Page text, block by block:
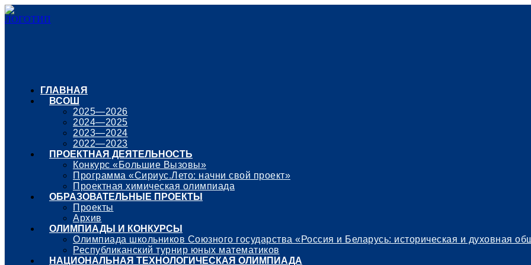
ГЛАВНАЯ
ВСОШ
2025—2026
2024—2025
2023—2024
2022—2023
ПРОЕКТНАЯ ДЕЯТЕЛЬНОСТЬ
Конкурс «Большие Вызовы»
Программа «Сириус.Лето: начни свой проект»
Проектная химическая олимпиада
ОБРАЗОВАТЕЛЬНЫЕ ПРОЕКТЫ
Проекты
Архив
ОЛИМПИАДЫ И КОНКУРСЫ
Олимпиада школьников Союзного государства «Россия и Беларусь: историческая и духовная
Республиканский турнир юных математиков
НАЦИОНАЛЬНАЯ ТЕХНОЛОГИЧЕСКАЯ ОЛИМПИАДА